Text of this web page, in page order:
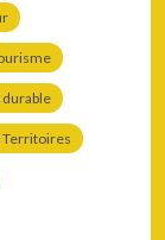
Territoires